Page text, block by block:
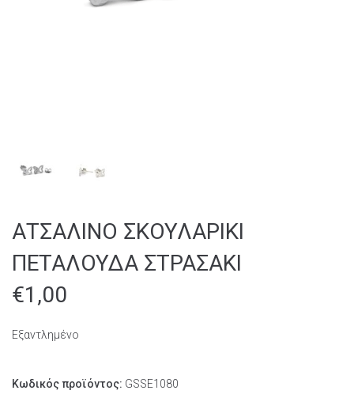
ΑΤΣΑΛΙΝΟ ΣΚΟΥΛΑΡΙΚΙ
ΠΕΤΑΛΟΥΔΑ ΣΤΡΑΣΑΚΙ
€1,00
Εξαντλημένο
Κωδικός προϊόντος: GSSE1080